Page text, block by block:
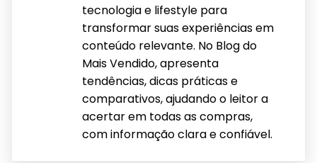
tecnologia e lifestyle para
transformar suas experiências em
conteúdo relevante. No Blog do
Mais Vendido, apresenta
tendências, dicas práticas e
comparativos, ajudando o leitor a
acertar em todas as compras,
com informação clara e confiável.